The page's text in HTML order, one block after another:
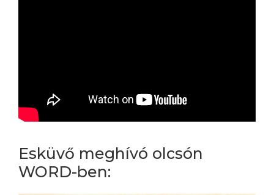
Esküvő meghívó olcsón
WORD-ben: